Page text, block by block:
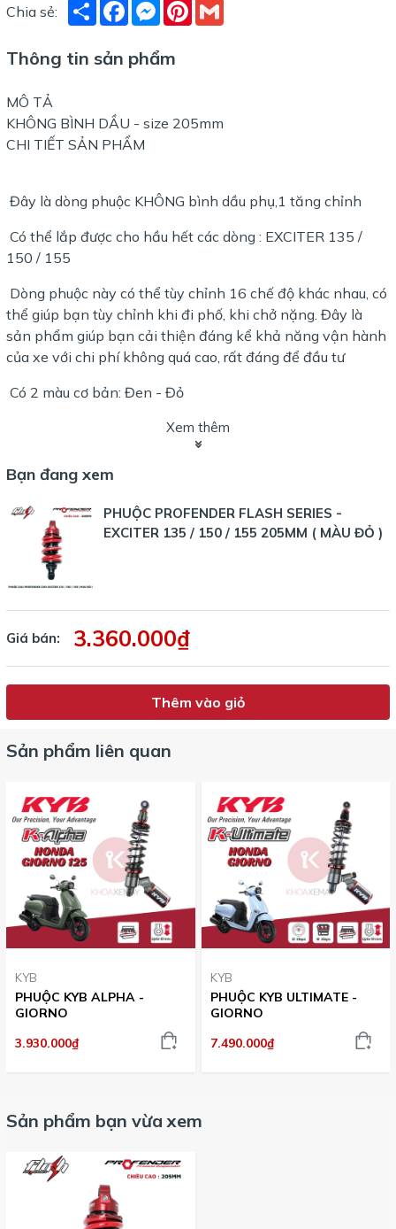
Chia sẻ: ShareFacebookMessenger
Pinterest
Thông tin sản phẩm
MÔ TẢ
KHÔNG BÌNH DẦU - size 205mm
CHI TIẾT SẢN PHẨM
Đây là dòng phuộc KHÔNG bình dầu phụ,1 tăng chỉnh
Có thể lắp được cho hầu hết các dòng : EXCITER 135 /
150 / 155
Dòng phuộc này có thể tùy chỉnh 16 chế độ khác nhau, có
thể giúp bạn tùy chỉnh khi đi phố, khi chở nặng. Đây là
sản phẩm giúp bạn cải thiện đáng kể khả năng vận hành
của xe với chi phí không quá cao, rất đáng để đầu tư
Có 2 màu cơ bản: Đen - Đỏ
Xem thêm
Bạn đang xem
PHUỘC PROFENDER FLASH SERIES -
EXCITER 135 / 150 / 155 205MM ( MÀU ĐỎ )
Giá bán: 3.360.000₫
Thêm vào giỏ
Sản phẩm liên quan
KYB
PHUỘC KYB ALPHA -
GIORNO
3.930.000₫
KYB
PHUỘC KYB ULTIMATE -
GIORNO
7.490.000₫
Sản phẩm bạn vừa xem